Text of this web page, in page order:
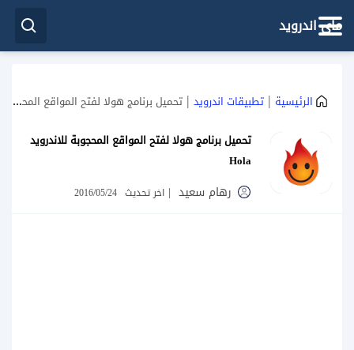
ماي اندرويد
الرئيسية | تطبيقات اندرويد | تحميل برنامج هولا لفتح المواقع المحجوبة للاندرويد Hola
تحميل برنامج هولا لفتح المواقع المحجوبة للاندرويد
Hola
رهام سعيد | اخر تحديث 2016/05/24